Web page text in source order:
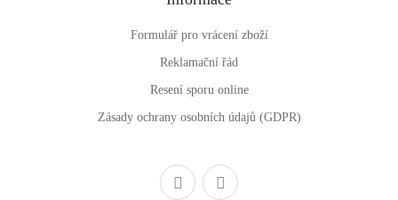
Formulář pro vrácení zboží
Reklamační řád
Resení sporu online
Zásady ochrany osobních údajů (GDPR)